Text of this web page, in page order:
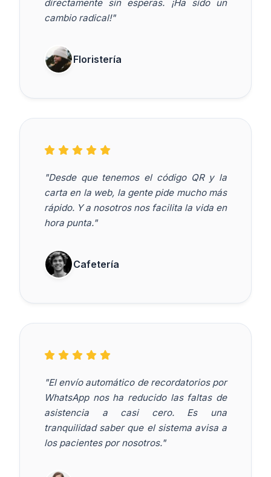
directamente sin esperas. ¡Ha sido un
cambio radical!"
Floristería
"Desde que tenemos el código QR y la
carta en la web, la gente pide mucho más
rápido. Y a nosotros nos facilita la vida en
hora punta."
Cafetería
"El envío automático de recordatorios por
WhatsApp nos ha reducido las faltas de
asistencia a casi cero. Es una
tranquilidad saber que el sistema avisa a
los pacientes por nosotros."